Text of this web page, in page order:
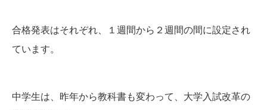
合格発表はそれぞれ、１週間から２週間の間に設定され
ています。
中学生は、昨年から教科書も変わって、大学入試改革の